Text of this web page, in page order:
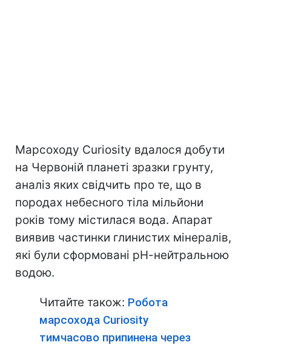
Марсоходу Curiosity вдалося добути
на Червоній планеті зразки грунту,
аналіз яких свідчить про те, що в
породах небесного тіла мільйони
років тому містилася вода. Апарат
виявив частинки глинистих мінералів,
які були сформовані рН-нейтральною
водою.
Читайте також: Робота
марсохода Curiosity
тимчасово припинена через